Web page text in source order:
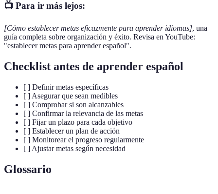
📺 Para ir más lejos:
[Cómo establecer metas eficazmente para aprender idiomas], una
guía completa sobre organización y éxito. Revisa en YouTube:
"establecer metas para aprender español".
Checklist antes de aprender español
[ ] Definir metas específicas
[ ] Asegurar que sean medibles
[ ] Comprobar si son alcanzables
[ ] Confirmar la relevancia de las metas
[ ] Fijar un plazo para cada objetivo
[ ] Establecer un plan de acción
[ ] Monitorear el progreso regularmente
[ ] Ajustar metas según necesidad
Glossario